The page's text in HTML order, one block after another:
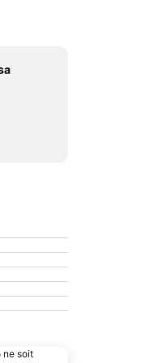
ne soit